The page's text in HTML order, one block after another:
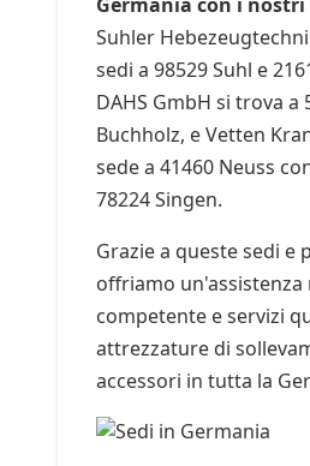
Suhler
sedi a 98529 Suhl e
DAHS GmbH si trova a
Buchholz, e Vetten
sede a 41460 Neuss
78224 Singen.
Grazie a queste sedi e
offriamo un'assistenza
competente e servizi
attrezzature di
accessori in tutta la